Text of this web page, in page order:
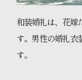
和装婚礼は、花嫁
す。男性の婚礼衣
す。